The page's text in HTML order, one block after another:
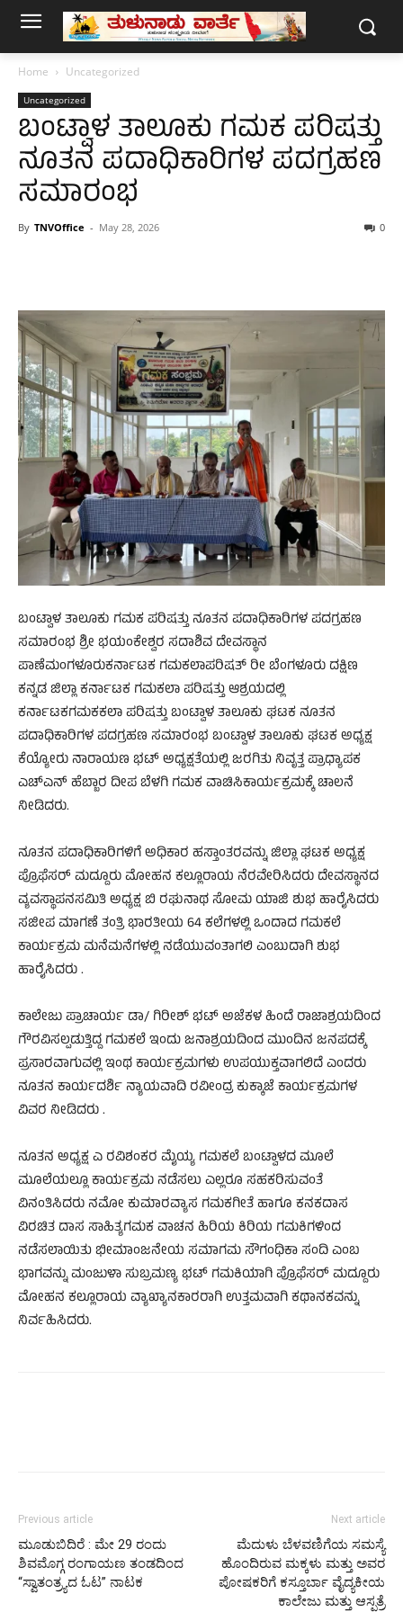
Home Uncategorized
Uncategorized
ಬಂಟ್ವಾಳ ತಾಲೂಕು ಗಮಕ ಪರಿಷತ್ತು
ನೂತನ ಪದಾಧಿಕಾರಿಗಳ ಪದಗ್ರಹಣ
ಸಮಾರಂಭ
By TNVOffice - May 28, 2026 0
ಬಂಟ್ವಾಳ ತಾಲೂಕು ಗಮಕ ಪರಿಷತ್ತು ನೂತನ ಪದಾಧಿಕಾರಿಗಳ ಪದಗ್ರಹಣ
ಸಮಾರಂಭ ಶ್ರೀ ಭಯಂಕೇಶ್ವರ ಸದಾಶಿವ ದೇವಸ್ಥಾನ
ಪಾಣೆಮಂಗಳೂರುಕರ್ನಾಟಕ ಗಮಕಲಾಪರಿಷತ್ ರೀ ಬೆಂಗಳೂರು ದಕ್ಷಿಣ
ಕನ್ನಡ ಜಿಲ್ಲಾ ಕರ್ನಾಟಕ ಗಮಕಲಾ ಪರಿಷತ್ತು ಆಶ್ರಯದಲ್ಲಿ
ಕರ್ನಾಟಕಗಮಕಕಲಾ ಪರಿಷತ್ತು ಬಂಟ್ವಾಳ ತಾಲೂಕು ಘಟಕ ನೂತನ
ಪದಾಧಿಕಾರಿಗಳ ಪದಗ್ರಹಣ ಸಮಾರಂಭ ಬಂಟ್ವಾಳ ತಾಲೂಕು ಘಟಕ ಅಧ್ಯಕ್ಷ
ಕೆಯ್ಯೋರು ನಾರಾಯಣ ಭಟ್ ಅಧ್ಯಕ್ಷತೆಯಲ್ಲಿ ಜರಗಿತು ನಿವೃತ್ತ ಪ್ರಾಧ್ಯಾಪಕ
ಎಚ್ಎನ್ ಹೆಬ್ಬಾರ ದೀಪ ಬೆಳಗಿ ಗಮಕ ವಾಚಿಸಿಕಾರ್ಯಕ್ರಮಕ್ಕೆ ಚಾಲನೆ
ನೀಡಿದರು.
ನೂತನ ಪದಾಧಿಕಾರಿಗಳಿಗೆ ಅಧಿಕಾರ ಹಸ್ತಾಂತರವನ್ನು ಜಿಲ್ಲಾ ಘಟಕ ಅಧ್ಯಕ್ಷ
ಪ್ರೊಫೆಸರ್ ಮದ್ದೂರು ಮೋಹನ ಕಲ್ಲೂರಾಯ ನೆರವೇರಿಸಿದರು ದೇವಸ್ಥಾನದ
ವ್ಯವಸ್ಥಾಪನಸಮಿತಿ ಅಧ್ಯಕ್ಷ ಬಿ ರಘುನಾಥ ಸೋಮ ಯಾಜಿ ಶುಭ ಹಾರೈಸಿದರು
ಸಜೀಪ ಮಾಗಣೆ ತಂತ್ರಿ ಭಾರತೀಯ 64 ಕಲೆಗಳಲ್ಲಿ ಒಂದಾದ ಗಮಕಲೆ
ಕಾರ್ಯಕ್ರಮ ಮನೆಮನೆಗಳಲ್ಲಿ ನಡೆಯುವಂತಾಗಲಿ ಎಂಬುದಾಗಿ ಶುಭ
ಹಾರೈಸಿದರು .
ಕಾಲೇಜು ಪ್ರಾಚಾರ್ಯ ಡಾ/ ಗಿರೀಶ್ ಭಟ್ ಅಜೆಕಳ ಹಿಂದೆ ರಾಜಾಶ್ರಯದಿಂದ
ಗೌರವಿಸಲ್ಪಡುತ್ತಿದ್ದ ಗಮಕಲೆ ಇಂದು ಜನಾಶ್ರಯದಿಂದ ಮುಂದಿನ ಜನಪದಕ್ಕೆ
ಪ್ರಸಾರವಾಗುವಲ್ಲಿ ಇಂಥ ಕಾರ್ಯಕ್ರಮಗಳು ಉಪಯುಕ್ತವಾಗಲಿದೆ ಎಂದರು
ನೂತನ ಕಾರ್ಯದರ್ಶಿ ನ್ಯಾಯವಾದಿ ರವೀಂದ್ರ ಕುಕ್ಕಾಜೆ ಕಾರ್ಯಕ್ರಮಗಳ
ವಿವರ ನೀಡಿದರು .
ನೂತನ ಅಧ್ಯಕ್ಷ ಎ ರವಿಶಂಕರ ಮೈಯ್ಯ ಗಮಕಲೆ ಬಂಟ್ವಾಳದ ಮೂಲೆ
ಮೂಲೆಯಲ್ಲೂ ಕಾರ್ಯಕ್ರಮ ನಡೆಸಲು ಎಲ್ಲರೂ ಸಹಕರಿಸುವಂತೆ
ವಿನಂತಿಸಿದರು ನಮೋ ಕುಮಾರವ್ಯಾಸ ಗಮಕಗೀತೆ ಹಾಗೂ ಕನಕದಾಸ
ವಿರಚಿತ ದಾಸ ಸಾಹಿತ್ಯಗಮಕ ವಾಚನ ಹಿರಿಯ ಕಿರಿಯ ಗಮಕಿಗಳಿಂದ
ನಡೆಸಲಾಯಿತು ಭೀಮಾಂಜನೇಯ ಸಮಾಗಮ ಸೌಗಂಧಿಕಾ ಸಂದಿ ಎಂಬ
ಭಾಗವನ್ನು ಮಂಜುಳಾ ಸುಬ್ರಮಣ್ಯ ಭಟ್ ಗಮಕಿಯಾಗಿ ಪ್ರೊಫೆಸರ್ ಮದ್ದೂರು
ಮೋಹನ ಕಲ್ಲೂರಾಯ ವ್ಯಾಖ್ಯಾನಕಾರರಾಗಿ ಉತ್ತಮವಾಗಿ ಕಥಾನಕವನ್ನು
ನಿರ್ವಹಿಸಿದರು.
Previous article
ಮೂಡುಬಿದಿರೆ : ಮೇ 29 ರಂದು
ಶಿವಮೊಗ್ಗ ರಂಗಾಯಣ ತಂಡದಿಂದ
“ಸ್ವಾತಂತ್ರ್ಯದ ಓಟ” ನಾಟಕ
Next article
ಮೆದುಳು ಬೆಳವಣಿಗೆಯ ಸಮಸ್ಯೆ
ಹೊಂದಿರುವ ಮಕ್ಕಳು ಮತ್ತು ಅವರ
ಪೋಷಕರಿಗೆ ಕಸ್ತೂರ್ಬಾ ವೈದ್ಯಕೀಯ
ಕಾಲೇಜು ಮತ್ತು ಆಸ್ಪತ್ರೆ